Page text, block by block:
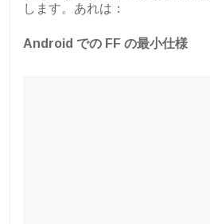
します。あれは：
Android での FF の最小仕様